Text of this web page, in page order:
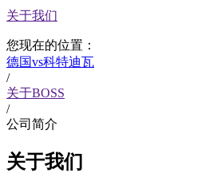
关于我们
您现在的位置：
德国vs科特迪瓦
/
关于BOSS
/
公司简介
关于我们